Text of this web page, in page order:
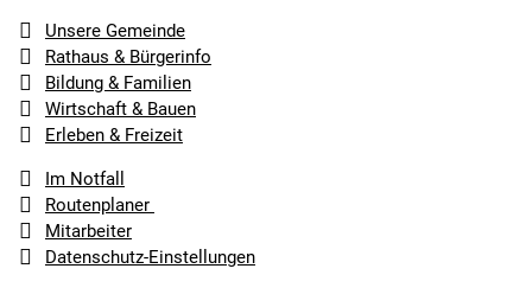
Unsere Gemeinde
Rathaus & Bürgerinfo
Bildung & Familien
Wirtschaft & Bauen
Erleben & Freizeit
Im Notfall
Routenplaner
Mitarbeiter
Datenschutz-Einstellungen